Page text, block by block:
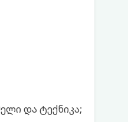
და ტექნიკა;